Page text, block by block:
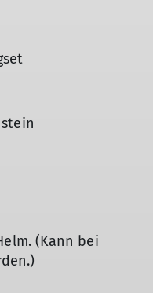
(Kann bei